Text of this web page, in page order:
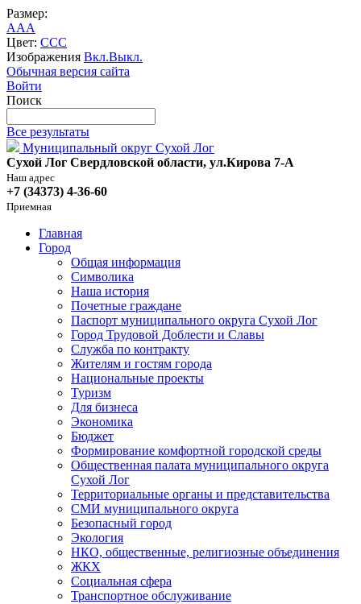
Размер:
AAA
Цвет: CCC
Изображения Вкл.Выкл.
Обычная версия сайта
Войти
Поиск
Все результаты
Муниципальный округ Сухой Лог
Сухой Лог Свердловской области, ул.Кирова 7-А
Наш адрес
+7 (34373) 4-36-60
Приемная
Главная
Город
Общая информация
Символика
Наша история
Почетные граждане
Паспорт муниципального округа Сухой Лог
Город Трудовой Доблести и Славы
Служба по контракту
Жителям и гостям города
Национальные проекты
Туризм
Для бизнеса
Экономика
Бюджет
Формирование комфортной городской среды
Общественная палата муниципального округа
Сухой Лог
Территориальные органы и представительства
СМИ муниципального округа
Безопасный город
Экология
НКО, общественные, религиозные объединения
ЖКХ
Социальная сфера
Транспортное обслуживание